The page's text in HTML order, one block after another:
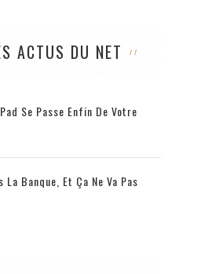
ACTUS DU NET
Se Passe Enfin De Votre
La Banque, Et Ça Ne Va Pas